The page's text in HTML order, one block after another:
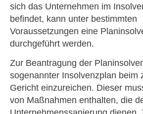
sich das Unternehmen im
befindet, kann unter bestimmten
Voraussetzungen eine
durchgeführt werden.
Zur Beantragung der
sogenannter Insolvenzplan beim
Gericht einzureichen. Dieser
von Maßnahmen enthalten, die